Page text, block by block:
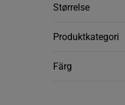
StørrelseStørrelse
Produktkategori
Färg